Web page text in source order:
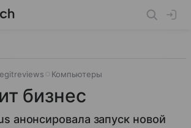
Компьютеры
бизнес
анонсировала запуск новой